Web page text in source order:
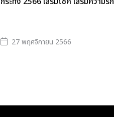
27 พฤศจิกายน 2566